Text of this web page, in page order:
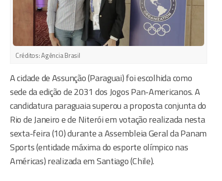
Créditos:Agência Brasil
A cidade de Assunção (Paraguai) foi escolhida como
sede da edição de 2031 dos Jogos Pan-Americanos. A
candidatura paraguaia superou a proposta conjunta do
Rio de Janeiro e de Niterói em votação realizada nesta
sexta-feira (10) durante a Assembleia Geral da Panam
Sports (entidade máxima do esporte olímpico nas
Américas) realizada em Santiago (Chile).